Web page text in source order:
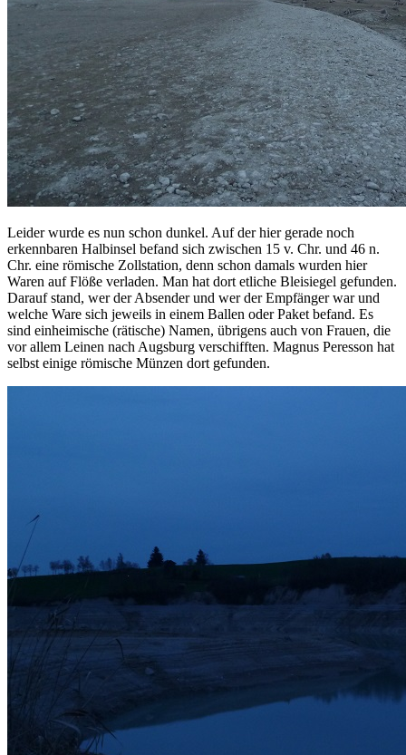
Leider wurde es nun schon dunkel. Auf der hier gerade noch
erkennbaren Halbinsel befand sich zwischen 15 v. Chr. und 46 n.
Chr. eine römische Zollstation, denn schon damals wurden hier
Waren auf Flöße verladen. Man hat dort etliche Bleisiegel gefunden.
Darauf stand, wer der Absender und wer der Empfänger war und
welche Ware sich jeweils in einem Ballen oder Paket befand. Es
sind einheimische (rätische) Namen, übrigens auch von Frauen, die
vor allem Leinen nach Augsburg verschifften. Magnus Peresson hat
selbst einige römische Münzen dort gefunden.